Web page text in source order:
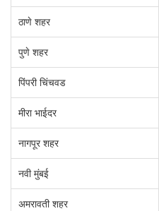
ठाणे शहर
पुणे शहर
पिंपरी चिंचवड
मीरा भाईदर
नागपूर शहर
नवी मुंबई
अमरावती शहर